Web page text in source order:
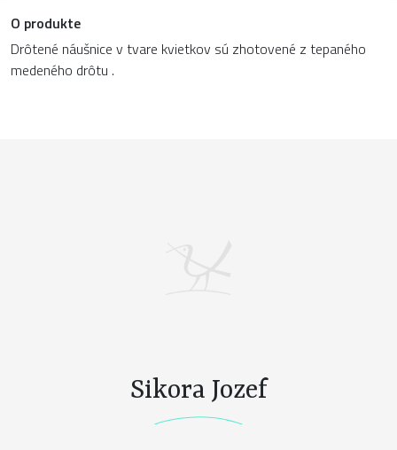
O produkte
Drôtené náušnice v tvare kvietkov sú zhotovené z tepaného
medeného drôtu .
Sikora Jozef